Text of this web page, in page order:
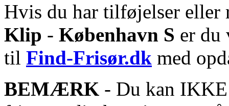
Hvis du har tilføjelser eller
Klip - København S er du
til Find-Frisør.dk med
BEMÆRK - Du kan IKKE